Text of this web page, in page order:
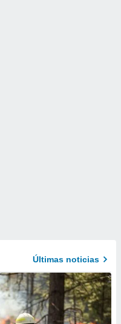
Últimas noticias